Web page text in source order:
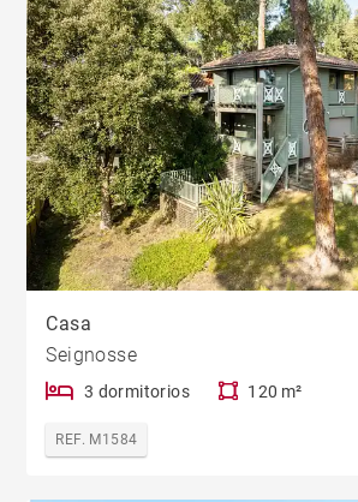
Casa
Seignosse
3 dormitorios 120 m²
REF. M1584